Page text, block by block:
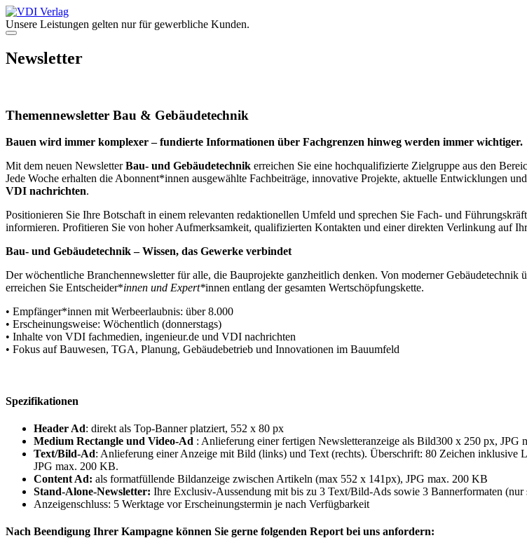
Zum
Inhalt
springen
Unsere Leistungen gelten nur für gewerbliche Kunden.
Menü
Newsletter
Themennewsletter Bau & Gebäudetechnik
Bauen wird immer komplexer – fundierte Informationen über Fachgrenzen hinweg werden immer wichtiger.
Mit dem neuen NewsletterBau- und Gebäudetechnik erreichen Sie eine hochqualifizierte Zielgruppe aus den
Jede Woche erhalten die Abonnent*innen ausgewählte Fachbeiträge, innovative Projekte, aktuelle Entwicklungen
VDI nachrichten.
Positionieren Sie Ihre Botschaft in einem relevanten redaktionellen Umfeld und sprechen Sie Fach- und
informieren. Profitieren Sie von hoher Aufmerksamkeit, qualifizierten Kontakten und einer direkten Verlinkung auf
Bau- und Gebäudetechnik – Wissen, das Gewerke verbindet
Der wöchentliche Branchennewsletter für alle, die Bauprojekte ganzheitlich denken. Von moderner
erreichen Sie Entscheider*innen und Expert*innen entlang der gesamten Wertschöpfungskette.
• Empfänger*innen mit Werbeerlaubnis: über 8.000
• Erscheinungsweise: Wöchentlich (donnerstags)
• Inhalte von VDI fachmedien, ingenieur.de und VDI nachrichten
• Fokus auf Bauwesen, TGA, Planung, Gebäudebetrieb und Innovationen im Bauumfeld
Spezifikationen
Header Ad: direkt als Top-Banner platziert, 552 x 80 px
Medium Rectangle und Video-Ad : Anlieferung einer fertigen Newsletteranzeige als Bild300 x 250 px,
Text/Bild-Ad: Anlieferung einer Anzeige mit Bild (links) und Text (rechts). Überschrift: 80 Zeichen
JPG max. 200 KB.
Content Ad: als formatfüllende Bildanzeige zwischen Artikeln (max 552 x 141px), JPG max. 200 KB
Stand-Alone-Newsletter: Ihre Exclusiv-Aussendung mit bis zu 3 Text/Bild-Ads sowie 3 Bannerformaten (nur
Anzeigenschluss: 5 Werktage vor Erscheinungstermin je nach Verfügbarkeit
Nach Beendigung Ihrer Kampagne können Sie gerne folgenden Report bei uns anfordern: